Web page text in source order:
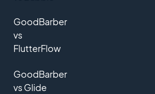
GoodBarber
vs
FlutterFlow
GoodBarber
vs Glide